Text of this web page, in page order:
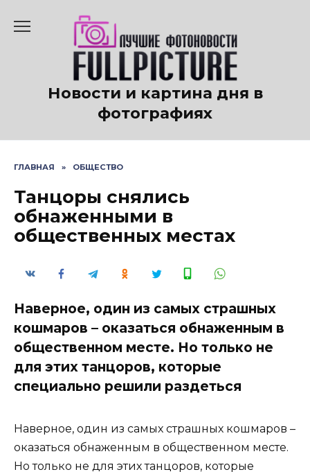
содержанию
Новости и картина дня в
фотографиях
ГЛАВНАЯ » ОБЩЕСТВО
Танцоры снялись
обнаженными в
общественных местах
Наверное, один из самых страшных
кошмаров – оказаться обнаженным в
общественном месте. Но только не
для этих танцоров, которые
специально решили раздеться
Наверное, один из самых страшных кошмаров –
оказаться обнаженным в общественном месте.
Но только не для этих танцоров, которые